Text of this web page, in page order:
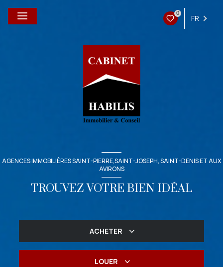
0
FR
AGENCES IMMOBILIÈRES SAINT-PIERRE,SAINT-JOSEPH, SAINT-DENIS ET AUX
AVIRONS
TROUVEZ VOTRE BIEN IDÉAL
ACHETER
LOUER